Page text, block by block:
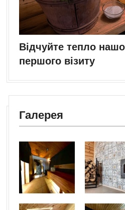
Відчуйте тепло
першого візиту
Галерея